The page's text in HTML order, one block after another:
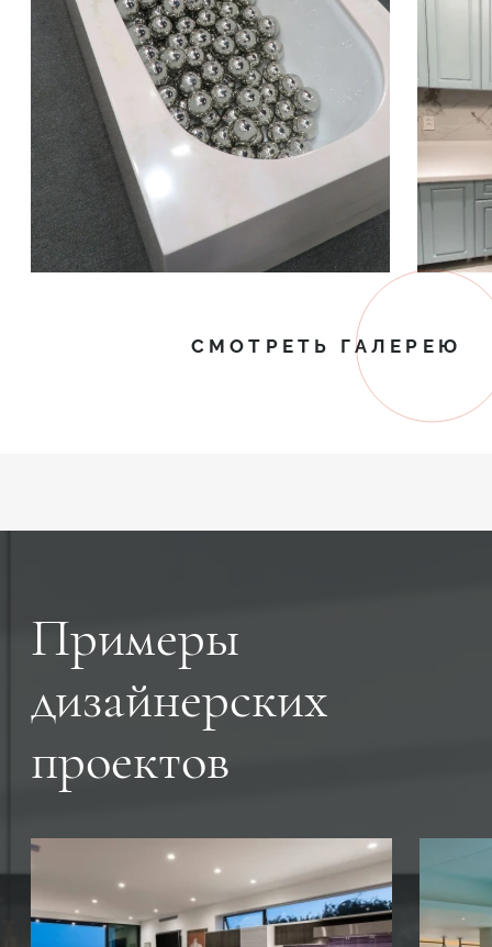
СМОТРЕТЬ ГАЛЕРЕЮ
Примеры
дизайнерских
проектов